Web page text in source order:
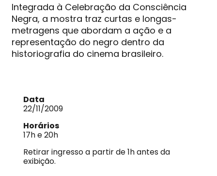
Integrada à Celebração da Consciência
Negra, a mostra traz curtas e longas-
metragens que abordam a ação e a
representação do negro dentro da
historiografia do cinema brasileiro.
Data
22/11/2009
Horários
17h e 20h
Retirar ingresso a partir de 1h antes da
exibição.